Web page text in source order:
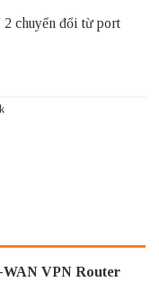
chuyển đổi từ port
WAN VPN Router